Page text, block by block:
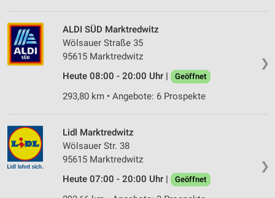
❯
ALDI SÜD Marktredwitz
Wölsauer Straße 35
95615 Marktredwitz
Heute 08:00 - 20:00 Uhr |
Geöffnet
293,80 km • Angebote: 6 Prospekte
❯
Lidl Marktredwitz
Wölsauer Str. 38
95615 Marktredwitz
Heute 07:00 - 20:00 Uhr |
Geöffnet